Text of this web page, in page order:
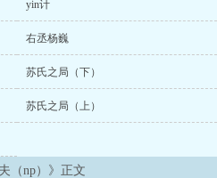
重兵的侯爷。“青青！”这是俊美禁
的锦衣卫指挥使。“俞黛？”这是圣
纯清水。避雷指南：男主有非处
政治背景参考明朝，不考究。女主
和女配的亲热，雷者慎！...
yin计
右丞杨巍
苏氏之局（下）
苏氏之局（上）
（np）》正文